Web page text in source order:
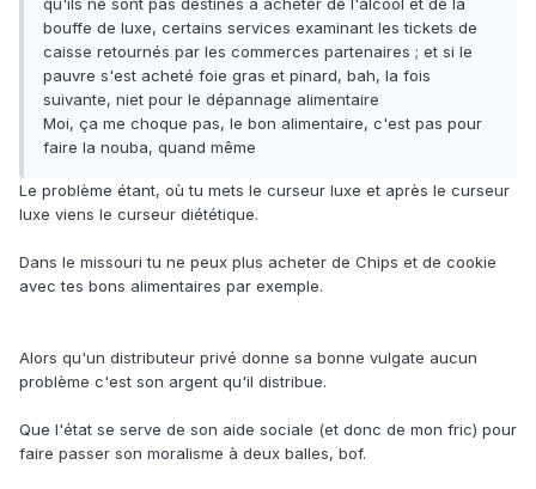
qu'ils ne sont pas destinés à acheter de l'alcool et de la
bouffe de luxe, certains services examinant les tickets de
caisse retournés par les commerces partenaires ; et si le
pauvre s'est acheté foie gras et pinard, bah, la fois
suivante, niet pour le dépannage alimentaire
Moi, ça me choque pas, le bon alimentaire, c'est pas pour
faire la nouba, quand même
Le problème étant, où tu mets le curseur luxe et après le curseur
luxe viens le curseur diététique.
Dans le missouri tu ne peux plus acheter de Chips et de cookie
avec tes bons alimentaires par exemple.
Alors qu'un distributeur privé donne sa bonne vulgate aucun
problème c'est son argent qu'il distribue.
Que l'état se serve de son aide sociale (et donc de mon fric) pour
faire passer son moralisme à deux balles, bof.